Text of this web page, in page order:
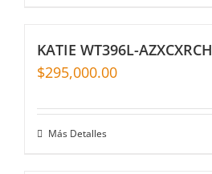
KATIE WT396L-AZXCXRCH
$295,000.00
Más Detalles